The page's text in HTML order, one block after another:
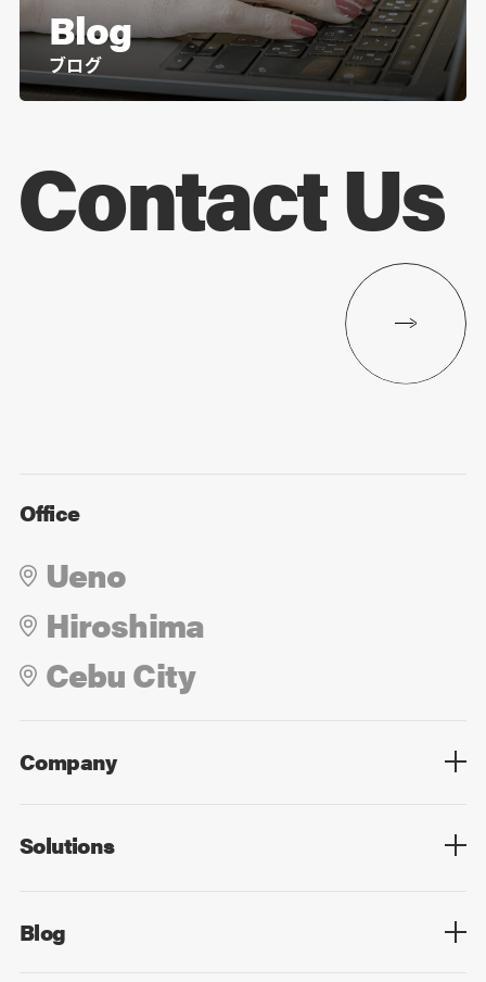
Blog
ブログ
Contact Us
Office
Ueno
Hiroshima
Cebu City
Company
Solutions
Blog